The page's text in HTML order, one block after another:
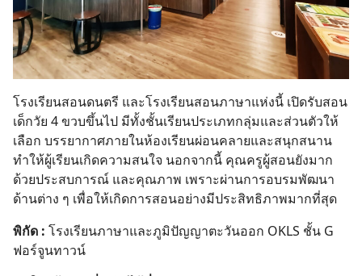
โรงเรียนสอนดนตรี และโรงเรียนสอนภาษาแห่งนี้ เปิดรับสอน
เด็กวัย 4 ขวบขึ้นไป มีทั้งชั้นเรียนประเภทกลุ่มและส่วนตัวให้
เลือก บรรยากาศภายในห้องเรียนผ่อนคลายและสนุกสนาน
ทำให้ผู้เรียนเกิดความสนใจ นอกจากนี้ คุณครูผู้สอนยังมาก
ด้วยประสบการณ์ และคุณภาพ เพราะผ่านการอบรมพัฒนา
ด้านต่าง ๆ เพื่อให้เกิดการสอนอย่างมีประสิทธิภาพมากที่สุด
พิกัด : โรงเรียนภาษาและภูมิปัญญาตะวันออก OKLS ชั้น G
ฟอร์จูนทาวน์